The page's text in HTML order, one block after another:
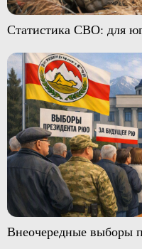
Статистика СВО: для
Внеочередные выборы